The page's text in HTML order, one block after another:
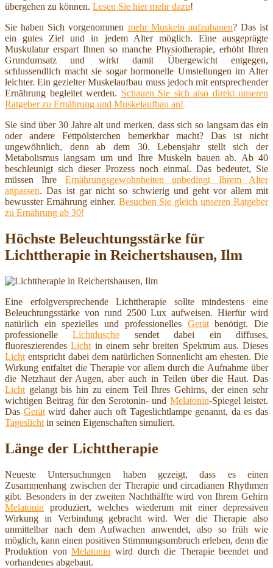
übergehen zu können. Lesen Sie hier mehr dazu!
Sie haben Sich vorgenommen mehr Muskeln aufzubauen? Das ist
ein gutes Ziel und in jedem Alter möglich. Eine ausgeprägte
Muskulatur erspart Ihnen so manche Physiotherapie, erhöht Ihren
Grundumsatz und wirkt damit Übergewicht entgegen,
schlussendlich macht sie sogar hormonelle Umstellungen im Alter
leichter. Ein gezielter Muskelaufbau muss jedoch mit entsprechender
Ernährung begleitet werden. Schauen Sie sich also direkt unseren
Ratgeber zu Ernährung und Muskelaufbau an!
Sie sind über 30 Jahre alt und merken, dass sich so langsam das ein
oder andere Fettpölsterchen bemerkbar macht? Das ist nicht
ungewöhnlich, denn ab dem 30. Lebensjahr stellt sich der
Metabolismus langsam um und Ihre Muskeln bauen ab. Ab 40
beschleunigt sich dieser Prozess noch einmal. Das bedeutet, Sie
müssen Ihre Ernährungsgewohnheiten unbedingt Ihrem Alter
anpassen. Das ist gar nicht so schwierig und geht vor allem mit
bewusster Ernährung einher. Besuchen Sie gleich unseren Ratgeber
zu Ernährung ab 30!
Höchste Beleuchtungsstärke für
Lichttherapie in Reichertshausen, Ilm
Eine erfolgversprechende Lichttherapie sollte mindestens eine
Beleuchtungsstärke von rund 2500 Lux aufweisen. Hierfür wird
natürlich ein spezielles und professionelles Gerätbenötigt. Die
professionelleLichtdusche sendet dabei ein diffuses,
fluoreszierendesLicht in einem sehr breiten Spektrum aus. Dieses
Licht entspricht dabei dem natürlichen Sonnenlicht am ehesten. Die
Wirkung entfaltet die Therapie vor allem durch die Aufnahme über
die Netzhaut der Augen, aber auch in Teilen über die Haut. Das
Licht gelangt bis hin zu einem Teil Ihres Gehirns, der einen sehr
wichtigen Beitrag für den Serotonin- und Melatonin-Spiegel leistet.
Das Gerätwird daher auch oft Tageslichtlampe genannt, da es das
Tageslicht in seinen Eigenschaften simuliert.
Länge der Lichttherapie
Neueste Untersuchungen haben gezeigt, dass es einen
Zusammenhang zwischen der Therapie und circadianen Rhythmen
gibt. Besonders in der zweiten Nachthälfte wird von Ihrem Gehirn
Melatonin produziert, welches wiederum mit einer depressiven
Wirkung in Verbindung gebracht wird. Wer die Therapie also
unmittelbar nach dem Aufwachen anwendet, also so früh wie
möglich, kann einen positiven Stimmungsumbruch erleben, denn die
Produktion vonMelatonin wird durch die Therapie beendet und
vorhandenes abgebaut.